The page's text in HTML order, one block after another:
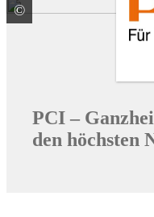
© PCI Augsburg
PCI –
den höchsten